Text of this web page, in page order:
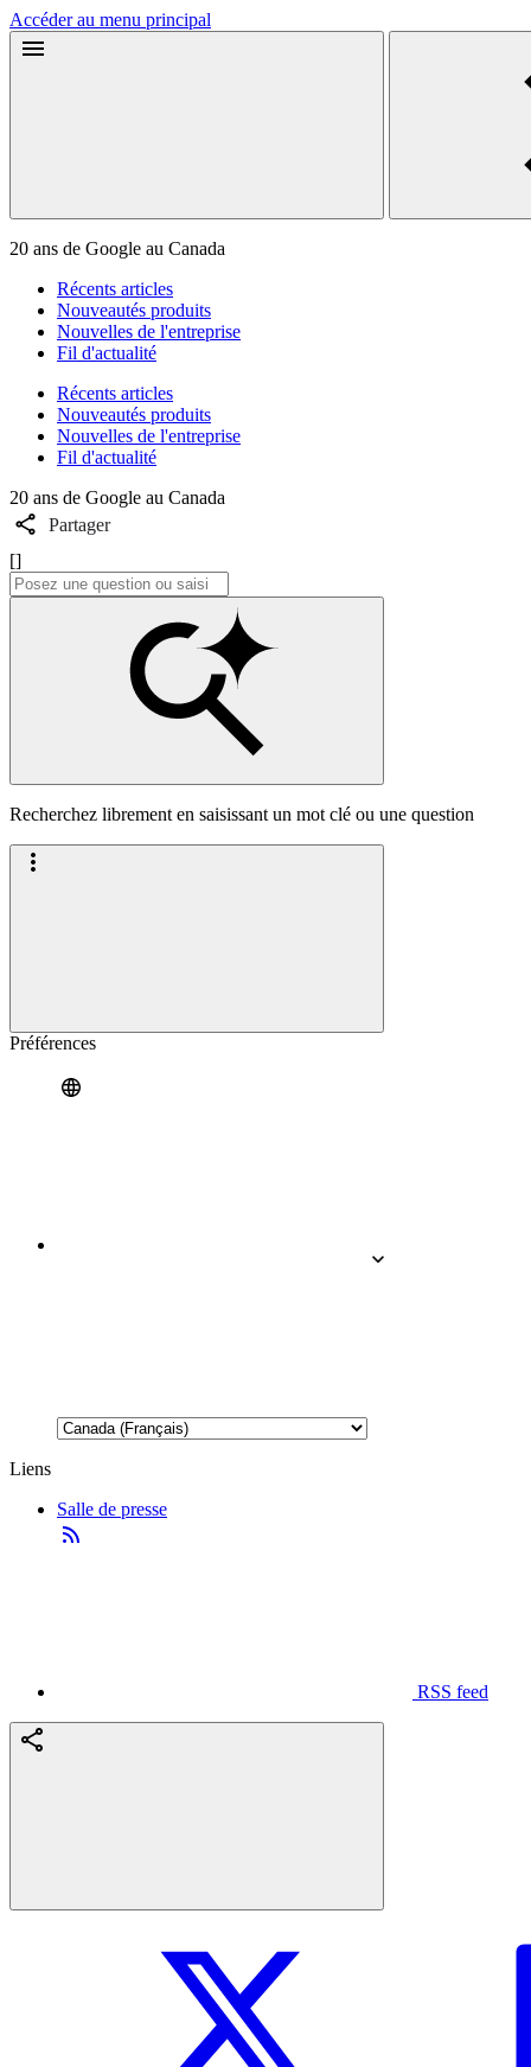
Accéder au menu principal
20 ans de Google au Canada
Récents articles
Nouveautés produits
Nouvelles de l'entreprise
Fil d'actualité
Récents articles
Nouveautés produits
Nouvelles de l'entreprise
Fil d'actualité
20 ans de Google au Canada
Partager
[]
Recherchez librement en saisissant un mot clé ou une question
Préférences
Liens
Salle de presse
RSS feed